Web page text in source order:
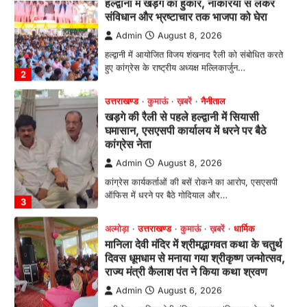
3
घमासान, एसएसपी कार्यालय में धरने पर बैठे
कांग्रेस नेता
Admin August 8, 2026
कांग्रेस कार्यकर्ताओं की बसें रोकने का आरोप, एसएसपी
4
अल्मोड़ा उत्तराखण्ड कुमाऊं ख़बरें धार्मिक
मानिला देवी मंदिर में श्रीमद्भागवत कथा के चतुर्थ
दिवस धूमधाम से मनाया गया श्रीकृष्ण जन्मोत्सव,
राज्य मंत्री कैलाश पंत ने किया कथा श्रवण
Admin August 6, 2026
रानीखेत। मानिला देवी मंदिर, कमराड़/विनायक क्षेत्र में
अल्मोड़ा उत्तराखण्ड ख़बरें
इंटर-एपीएस सेंट्रल कमांड चेस क्लस्टर-2 में
याग्यिका कुंद्रा ने लहराया परचम, अंडर-14 वर्ग
में हासिल किया प्रथम स्थान
Admin August 8, 2026